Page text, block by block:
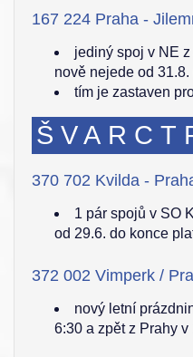
167 224 Praha -
jediný spoj v NE
nově nejede od
tím je zastaven
370 702 Kvilda -
1 pár spojů v SO
od 29.6. do konce
372 002 Vimperk /
nový letní
6:30 a zpět z Prahy v